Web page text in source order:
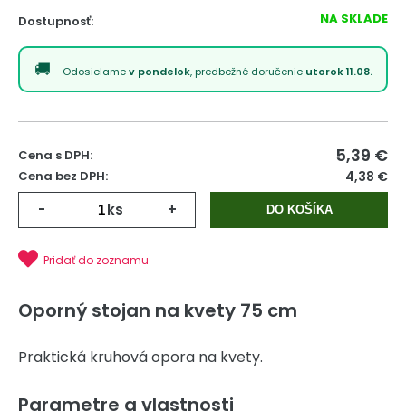
Dostupnosť:
NA SKLADE
Odosielamev pondelok, predbežné doručenie utorok 11.08.
Cena s DPH: 5,39 €
Cena bez DPH: 4,38 €
- ks + DO KOŠÍKA
Pridať do zoznamu
Oporný stojan na kvety 75 cm
Praktická kruhová opora na kvety.
Parametre a vlastnosti